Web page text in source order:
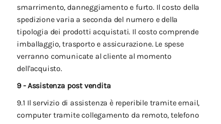
smarrimento, danneggiamento e furto. Il costo della
spedizione varia a seconda del numero e della
tipologia dei prodotti acquistati. Il costo comprende
imballaggio, trasporto e assicurazione. Le spese
verranno comunicate al cliente al momento
dell'acquisto.
9 - Assistenza post vendita
9.1 Il servizio di assistenza è reperibile tramite email,
computer tramite collegamento da remoto, telefono